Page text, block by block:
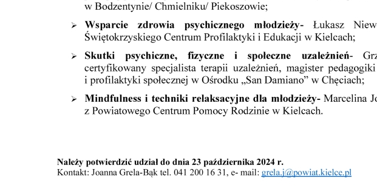
aktualności na stronach naszych
Promocyjne pliki cookies służą do
internetowej. Treści promocyjne
firm będących naszymi partnerami
charakterze pośredników
Więcej